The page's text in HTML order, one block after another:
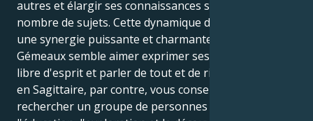
autres et élargir ses connaissances sur un grand
nombre de sujets. Cette dynamique de pouvoir crée
une synergie puissante et charmante. Le soleil des
Gémeaux semble aimer exprimer ses émotions, être
libre d'esprit et parler de tout et de rien. Votre lune
en Sagittaire, par contre, vous conseille de
rechercher un groupe de personnes qui valorisent